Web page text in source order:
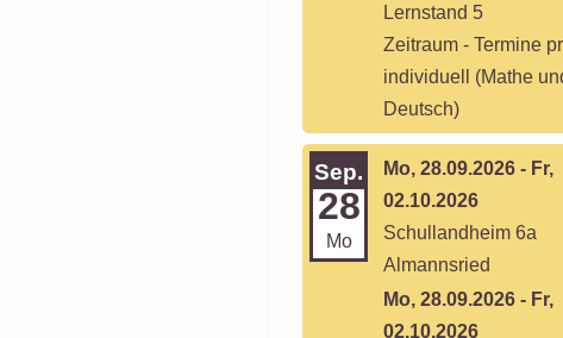
Lernstand 5
Zeitraum - Termine
individuell (Mathe
Deutsch)
Sep.
28
Mo
Mo, 28.09.2026 - Fr,
02.10.2026
Schullandheim 6a
Almannsried
Mo, 28.09.2026 - Fr,
02.10.2026